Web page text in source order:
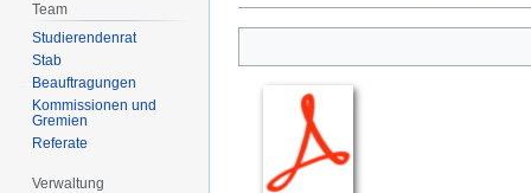
Navigation
springen
Suche
springen
Team
Studierendenrat
Stab
Beauftragungen
Kommissionen und
Gremien
Referate
Verwaltung